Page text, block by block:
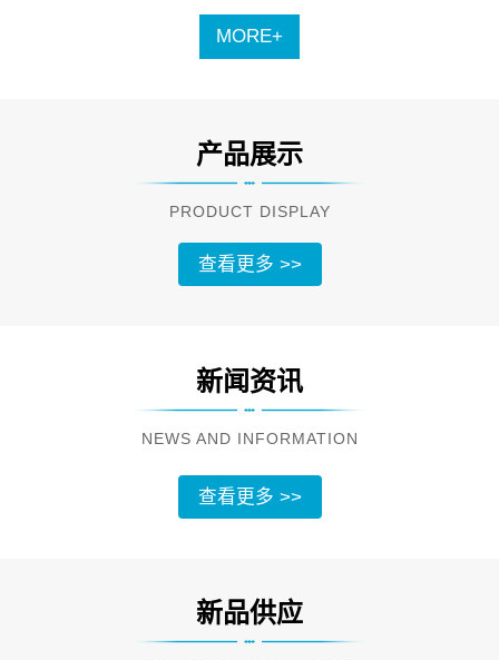
MORE+
产品展示
PRODUCT DISPLAY
查看更多 >>
新闻资讯
NEWS AND INFORMATION
查看更多 >>
新品供应